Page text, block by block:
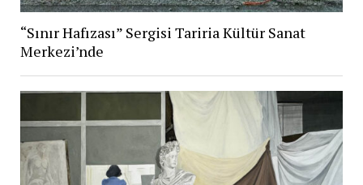
“Sınır Hafızası” Sergisi Tariria Kültür Sanat
Merkezi’nde